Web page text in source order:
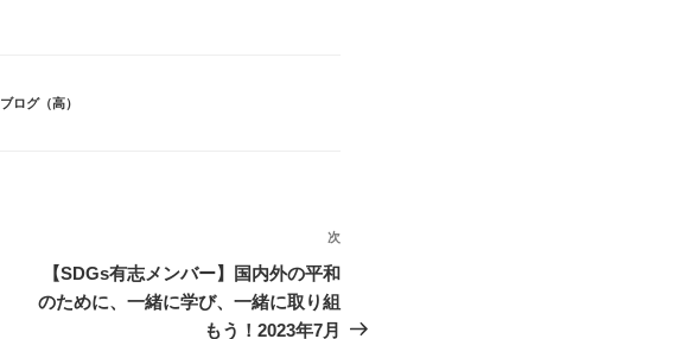
ブログ（高）
次
の
稿
次
【SDGs有志メンバー】国内外の平和
のために、一緒に学び、一緒に取り組
もう！2023年7月